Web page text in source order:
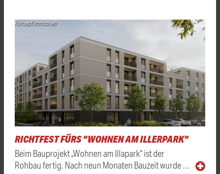
Konzept Immobilien
RICHTFEST FÜRS "WOHNEN AM ILLERPARK"
Beim Bauprojekt „Wohnen am Illapark“ ist der
Rohbau fertig. Nach neun Monaten Bauzeit wurde …